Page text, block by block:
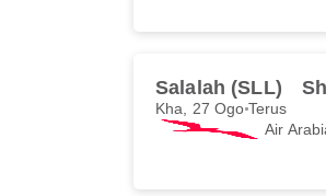
Salalah (SLL)
Kha, 27 Ogo Terus
Air